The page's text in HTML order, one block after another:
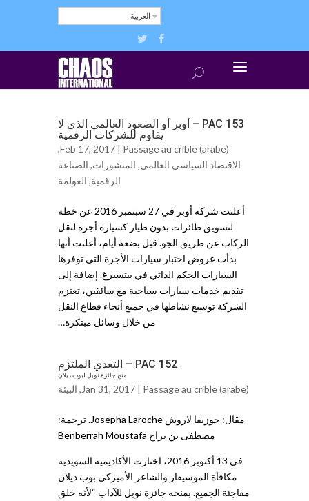
العربية
PAC 153 – أوبر أو الصعود العالمي الذي لا
يقاوم للشركات الرقمية
Feb 17, 2017 | Passage au crible (arabe)
,
الاقتصاد السياسي العالمي, المنشورات, ﺍلصناعة
الرقمية, ﺍلعولمة
أعلنت شركة أوبر في 27 سبتمبر 2016 عن خطة
لتسويق طائرات بدون طيار كسيارة أجرة لنقل
الركاب عن طريق الجو. قبل بضعة أيام، أعلنت أنها
بدأت عروض اختبار سيارات الأجرة التي توفرها
السيارات الحكم الذاتي في بيتسبرغ. إضافة إلى
تقديم خدمات سيارات سياحية مع سائقين، تعتزم
الشركة توسيع نشاطها في جميع أنحاء قطاع النقل
من خلال وسائل مبتكرة…
PAC 152 – التعدي الملتزم
منح جائزة نوبل لبوب ديلان
Jan 31, 2017 | Passage au crible (arabe)
, البيئة
مقال: جوزيفا لاروش Josepha Laroche. ترجمة:
مصطفى بن براح Benberrah Moustafa
في 13 أكتوبر 2016، اختارت الأكاديمية السويدية
مكافأة الموسيقار والشاعر الأميركي بوب ديلان
مفاجئة الجميع. بمنحه جائزة نوبل للآداب “لأنه خلق